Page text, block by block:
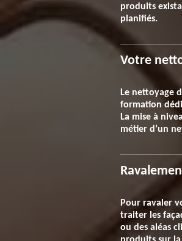
produits
planifiés.
Votre
Le nettoyage
formation
La mise à
métier d’un
Pour ravaler
traiter les
ou des aléas